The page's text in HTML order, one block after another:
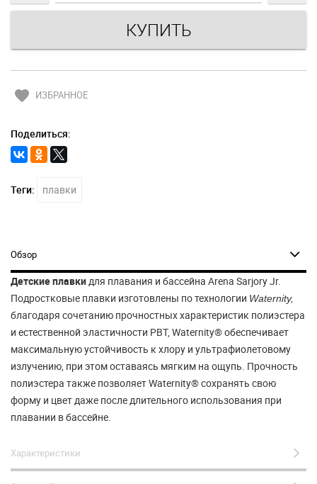
favorite ИЗБРАННОЕ
Поделиться:
Теги: плавки
Обзор
Детские плавки для плавания и бассейна Arena Sarjory Jr.
Подростковые плавки изготовлены по технологии Waternity,
благодаря сочетанию прочностных характеристик полиэстера
и естественной эластичности PBT, Waternity® обеспечивает
максимальную устойчивость к хлору и ультрафиолетовому
излучению, при этом оставаясь мягким на ощупь. Прочность
полиэстера также позволяет Waternity® сохранять свою
форму и цвет даже после длительного использования при
плавании в бассейне.
Характеристики